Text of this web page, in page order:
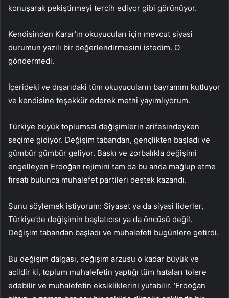
konuşarak pekiştirmeyi tercih ediyor gibi görünüyor.
Kendisinden Karar’ın okuyucuları için mevcut siyasi
durumun yazılı bir değerlendirmesini istedim. O
göndermedi.
İçerideki ve dışarıdaki tüm okuyucuların bayramını kutluyor
ve kendisine teşekkür ederek metni yayımlıyorum.
Türkiye büyük toplumsal değişimlerin arifesindeyken
seçime gidiyor. Değişim tabandan, gençlikten başladı ve
gümbür gümbür geliyor. Baskı ve zorbalıkla değişimi
engelleyen Erdoğan rejimini tam da bu anda mağlup etme
fırsatı bulunca muhalefet partileri destek kazandı.
Şunu söylemek istiyorum: Siyaset ya da siyasi liderler,
Türkiye’de değişimin başlatıcısı ya da öncüsü değil.
Değişim tabandan başladı ve muhalefeti bugünlere getirdi.
Bu değişim dalgası, değişim arzusu o kadar büyük ve
acildir ki, toplum muhalefetin yaptığı tüm hataları tolere
edebilir ve muhalefetin eksikliklerini yutabilir. ‘Erdoğan